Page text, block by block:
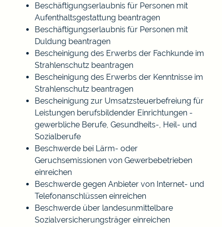
Beschäftigungserlaubnis für Personen mit
Aufenthaltsgestattung beantragen
Beschäftigungserlaubnis für Personen mit
Duldung beantragen
Bescheinigung des Erwerbs der Fachkunde im
Strahlenschutz beantragen
Bescheinigung des Erwerbs der Kenntnisse im
Strahlenschutz beantragen
Bescheinigung zur Umsatzsteuerbefreiung für
Leistungen berufsbildender Einrichtungen -
gewerbliche Berufe, Gesundheits-, Heil- und
Sozialberufe
Beschwerde bei Lärm- oder
Geruchsemissionen von Gewerbebetrieben
einreichen
Beschwerde gegen Anbieter von Internet- und
Telefonanschlüssen einreichen
Beschwerde über landesunmittelbare
Sozialversicherungsträger einreichen